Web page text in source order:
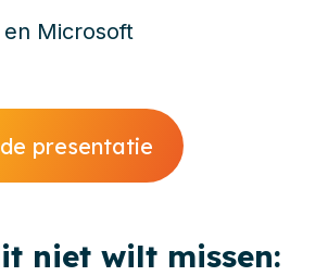
en Microsoft
presentatie
niet wilt missen: